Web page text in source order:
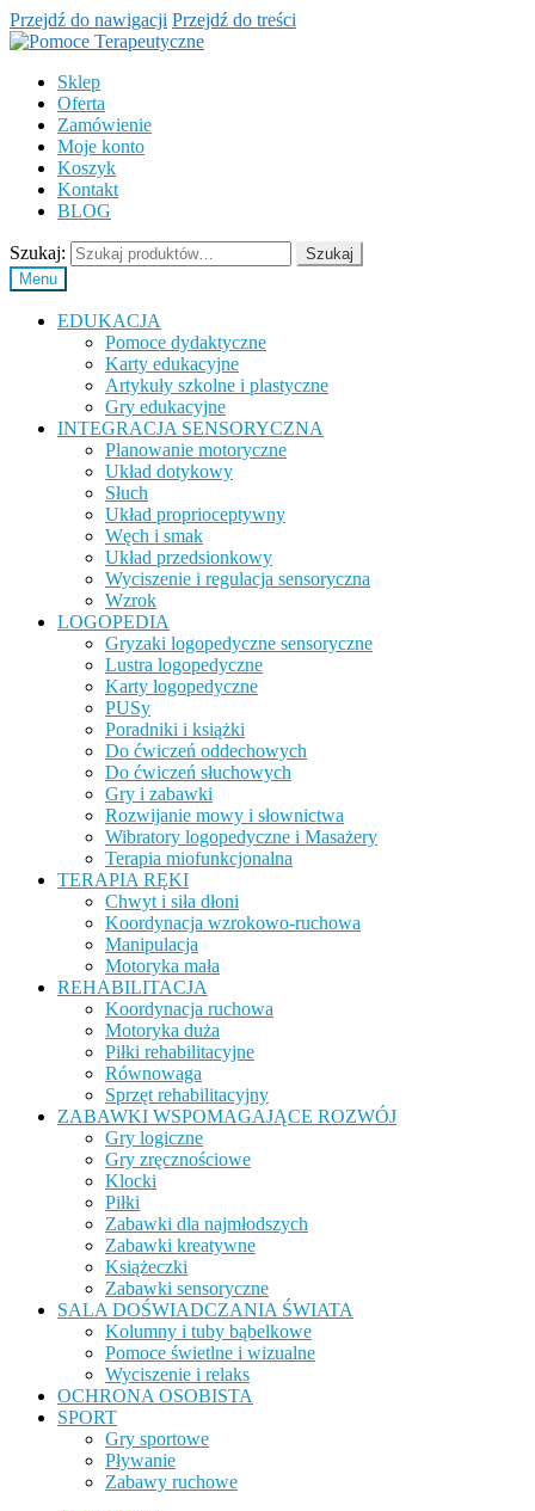
Przejdź do nawigacji Przejdź do treści
Sklep
Oferta
Zamówienie
Moje konto
Koszyk
Kontakt
BLOG
Szukaj:
Szukaj
Menu
EDUKACJA
Pomoce dydaktyczne
Karty edukacyjne
Artykuły szkolne i plastyczne
Gry edukacyjne
INTEGRACJA SENSORYCZNA
Planowanie motoryczne
Układ dotykowy
Słuch
Układ proprioceptywny
Węch i smak
Układ przedsionkowy
Wyciszenie i regulacja sensoryczna
Wzrok
LOGOPEDIA
Gryzaki logopedyczne sensoryczne
Lustra logopedyczne
Karty logopedyczne
PUSy
Poradniki i książki
Do ćwiczeń oddechowych
Do ćwiczeń słuchowych
Gry i zabawki
Rozwijanie mowy i słownictwa
Wibratory logopedyczne i Masażery
Terapia miofunkcjonalna
TERAPIA RĘKI
Chwyt i siła dłoni
Koordynacja wzrokowo-ruchowa
Manipulacja
Motoryka mała
REHABILITACJA
Koordynacja ruchowa
Motoryka duża
Piłki rehabilitacyjne
Równowaga
Sprzęt rehabilitacyjny
ZABAWKI WSPOMAGAJĄCE ROZWÓJ
Gry logiczne
Gry zręcznościowe
Klocki
Piłki
Zabawki dla najmłodszych
Zabawki kreatywne
Książeczki
Zabawki sensoryczne
SALA DOŚWIADCZANIA ŚWIATA
Kolumny i tuby bąbelkowe
Pomoce świetlne i wizualne
Wyciszenie i relaks
OCHRONA OSOBISTA
SPORT
Gry sportowe
Pływanie
Zabawy ruchowe